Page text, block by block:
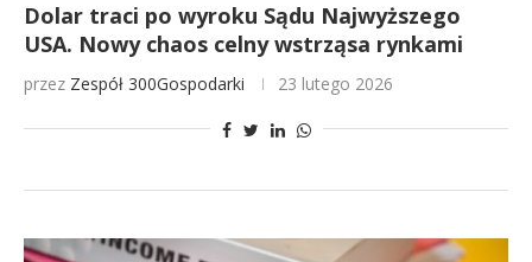
Dolar traci po wyroku Sądu Najwyższego
USA. Nowy chaos celny wstrząsa rynkami
przez Zespół 300Gospodarki 23 lutego 2026